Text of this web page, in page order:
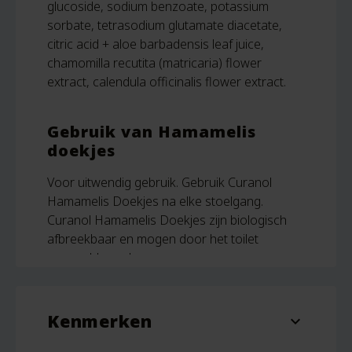
glucoside, sodium benzoate, potassium
sorbate, tetrasodium glutamate diacetate,
citric acid + aloe barbadensis leaf juice,
chamomilla recutita (matricaria) flower
extract, calendula officinalis flower extract.
Gebruik van Hamamelis
doekjes
Voor uitwendig gebruik. Gebruik Curanol
Hamamelis Doekjes na elke stoelgang.
Curanol Hamamelis Doekjes zijn biologisch
afbreekbaar en mogen door het toilet
gespoeld worden.
Kenmerken expand_more